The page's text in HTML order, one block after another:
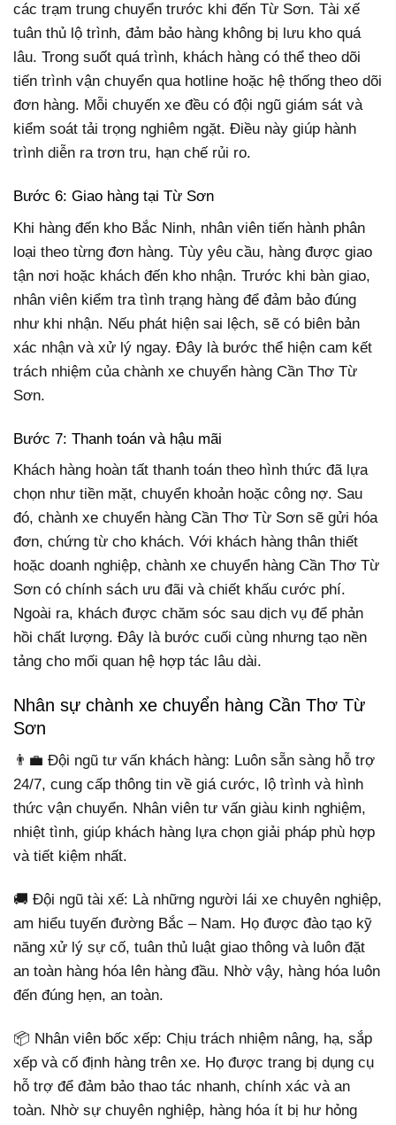
các trạm trung chuyển trước khi đến Từ Sơn. Tài xế
tuân thủ lộ trình, đảm bảo hàng không bị lưu kho quá
lâu. Trong suốt quá trình, khách hàng có thể theo dõi
tiến trình vận chuyển qua hotline hoặc hệ thống theo dõi
đơn hàng. Mỗi chuyến xe đều có đội ngũ giám sát và
kiểm soát tải trọng nghiêm ngặt. Điều này giúp hành
trình diễn ra trơn tru, hạn chế rủi ro.
Bước 6: Giao hàng tại Từ Sơn
Khi hàng đến kho Bắc Ninh, nhân viên tiến hành phân
loại theo từng đơn hàng. Tùy yêu cầu, hàng được giao
tận nơi hoặc khách đến kho nhận. Trước khi bàn giao,
nhân viên kiểm tra tình trạng hàng để đảm bảo đúng
như khi nhận. Nếu phát hiện sai lệch, sẽ có biên bản
xác nhận và xử lý ngay. Đây là bước thể hiện cam kết
trách nhiệm của chành xe chuyển hàng Cần Thơ Từ
Sơn.
Bước 7: Thanh toán và hậu mãi
Khách hàng hoàn tất thanh toán theo hình thức đã lựa
chọn như tiền mặt, chuyển khoản hoặc công nợ. Sau
đó, chành xe chuyển hàng Cần Thơ Từ Sơn sẽ gửi hóa
đơn, chứng từ cho khách. Với khách hàng thân thiết
hoặc doanh nghiệp, chành xe chuyển hàng Cần Thơ Từ
Sơn có chính sách ưu đãi và chiết khấu cước phí.
Ngoài ra, khách được chăm sóc sau dịch vụ để phản
hồi chất lượng. Đây là bước cuối cùng nhưng tạo nền
tảng cho mối quan hệ hợp tác lâu dài.
Nhân sự chành xe chuyển hàng Cần Thơ Từ
Sơn
👨‍💼 Đội ngũ tư vấn khách hàng: Luôn sẵn sàng hỗ trợ
24/7, cung cấp thông tin về giá cước, lộ trình và hình
thức vận chuyển. Nhân viên tư vấn giàu kinh nghiệm,
nhiệt tình, giúp khách hàng lựa chọn giải pháp phù hợp
và tiết kiệm nhất.
🚚 Đội ngũ tài xế: Là những người lái xe chuyên nghiệp,
am hiểu tuyến đường Bắc – Nam. Họ được đào tạo kỹ
năng xử lý sự cố, tuân thủ luật giao thông và luôn đặt
an toàn hàng hóa lên hàng đầu. Nhờ vậy, hàng hóa luôn
đến đúng hẹn, an toàn.
📦 Nhân viên bốc xếp: Chịu trách nhiệm nâng, hạ, sắp
xếp và cố định hàng trên xe. Họ được trang bị dụng cụ
hỗ trợ để đảm bảo thao tác nhanh, chính xác và an
toàn. Nhờ sự chuyên nghiệp, hàng hóa ít bị hư hỏng